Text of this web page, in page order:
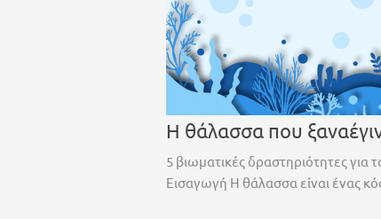
Η θάλασσα που
5 βιωματικές δραστηριότητες για
Εισαγωγή Η θάλασσα είναι ένας